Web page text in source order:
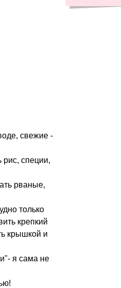
свежие -
рис, специи,
рваные,
только
крепкий
крышкой и
я сама не